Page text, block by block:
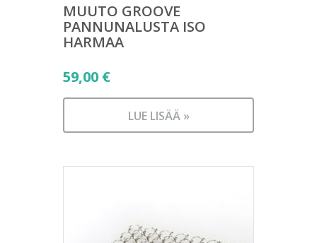
MUUTO GROOVE
PANNUNALUSTA ISO
HARMAA
59,00 €
LUE LISÄÄ »